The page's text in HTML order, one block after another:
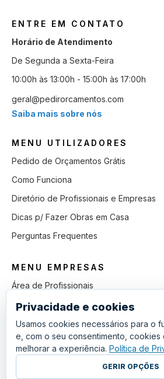
ENTRE EM CONTATO
Horário de Atendimento
De Segunda a Sexta-Feira
10:00h às 13:00h - 15:00h às 17:00h
geral@pedirorcamentos.com
Saiba mais sobre nós
MENU UTILIZADORES
Pedido de Orçamentos Grátis
Como Funciona
Diretório de Profissionais e Empresas
Dicas p/ Fazer Obras em Casa
Perguntas Frequentes
MENU EMPRESAS
Área de Profissionais
Como Funciona
Lista de Pedidos em Aberto
Como Ganhar mais Obras
Perguntas Frequentes
Privacidade e cookies
Usamos cookies necessários para o
e, com o seu consentimento, cookies
melhorar a experiência. Política de
GERIR OPÇÕES